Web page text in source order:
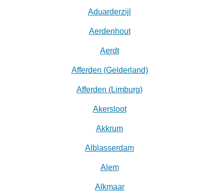
Aduarderzijl
Aerdenhout
Aerdt
Afferden (Gelderland)
Afferden (Limburg)
Akersloot
Akkrum
Alblasserdam
Alem
Alkmaar